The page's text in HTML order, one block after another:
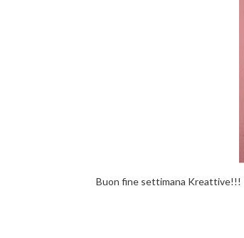
Buon fine settimana Kreattive!!!